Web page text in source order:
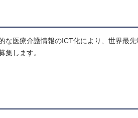
な医療介護情報のICT化により、世界最
します。